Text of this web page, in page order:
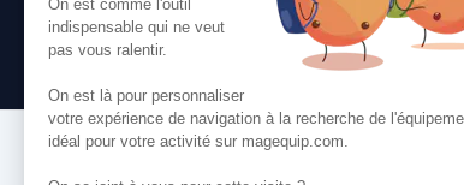
Consultez nos questions fréquentes
toute question que vous pourriez